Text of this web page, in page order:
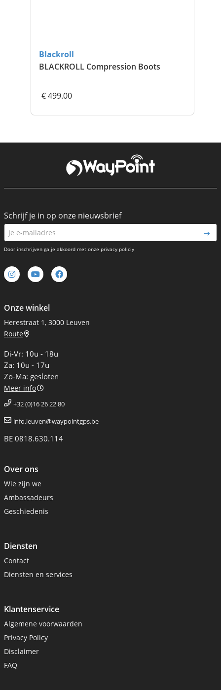
Blackroll
BLACKROLL Compression Boots
€ 499.00
Onze winkel
Herestraat 1, 3000 Leuven
Route
Di-Vr: 10u - 18u
Za: 10u - 17u
Zo-Ma: gesloten
Meer info
+32 (0)16 26 22 80
info.leuven@waypointgps.be
BE 0818.630.114
Over ons
Wie zijn we
Ambassadeurs
Geschiedenis
Diensten
Contact
Diensten en services
Klantenservice
Algemene voorwaarden
Privacy Policy
Disclaimer
FAQ
Schrijf je in op onze nieuwsbrief
Door inschrijven ga je akkoord met onze privacy policiy